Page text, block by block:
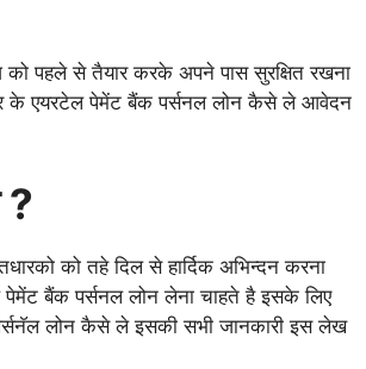
पहले से तैयार करके अपने पास सुरक्षित रखना
के एयरटेल पेमेंट बैंक पर्सनल लोन कैसे ले आवेदन
को तहे दिल से हार्दिक अभिन्दन करना
बैंक पर्सनल लोन लेना चाहते है इसके लिए
लोन कैसे ले इसकी सभी जानकारी इस लेख